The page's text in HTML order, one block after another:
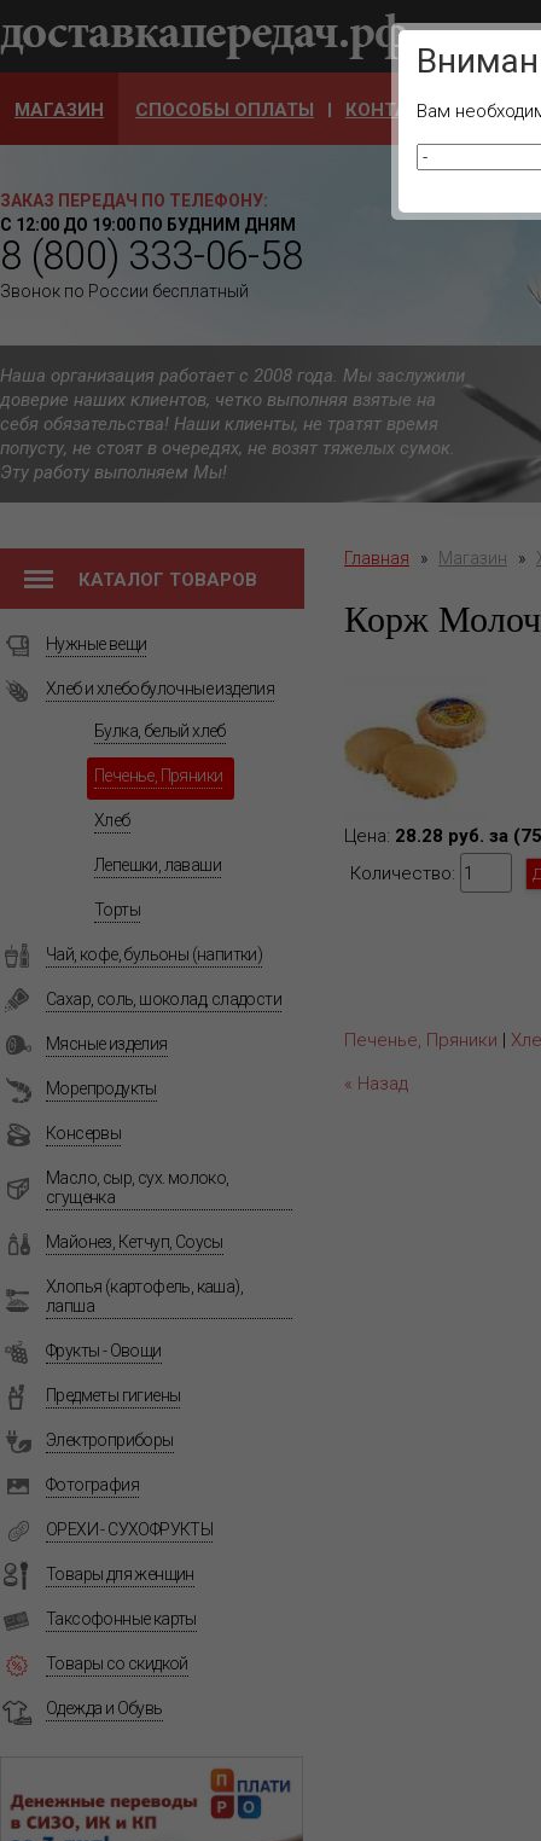
Ваш
МАГАЗИН СПОСОБЫ ОПЛАТЫ КОНТАКТЫ
ЗАКАЗ ПЕРЕДАЧ ПО ТЕЛЕФОНУ:
С 12:00 ДО 19:00 ПО БУДНИМ ДНЯМ
8 (800) 333-06-58
Звонок по России бесплатный
Наша организация работает с 2008 года. Мы заслужили
доверие наших клиентов, четко выполняя взятые на
себя обязательства! Наши клиенты, не тратят время
попусту, не стоят в очередях, не возят тяжелых сумок.
Эту работу выполняем Мы!
КАТАЛОГ ТОВАРОВ
Нужные вещи
Хлеб и хлебобулочные изделия
Булка, белый хлеб
Печенье, Пряники
Хлеб
Лепешки, лаваши
Торты
Чай, кофе, бульоны (напитки)
Сахар, соль, шоколад, сладости
Мясные изделия
Морепродукты
Консервы
Масло, сыр, сух. молоко,
сгущенка
Майонез, Кетчуп, Соусы
Хлопья (картофель, каша),
лапша
Фрукты - Овощи
Предметы гигиены
Электроприборы
Фотография
ОРЕХИ - СУХОФРУКТЫ
Товары для женщин
Таксофонные карты
Товары со скидкой
Одежда и Обувь
Главная » Магазин »
Корж
Цена: 28.28 руб. за
Количество:
Печенье, Пряники |
« Назад
Вам